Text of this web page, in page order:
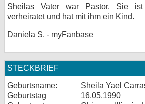
Sheilas Vater war Pastor. Sie
verheiratet und hat mit ihm ein Kind.
Daniela S. - myFanbase
STECKBRIEF
Geburtsname:
Sheila Yael
Geburtstag
16.05.1990
Datenschutz
myFanbase